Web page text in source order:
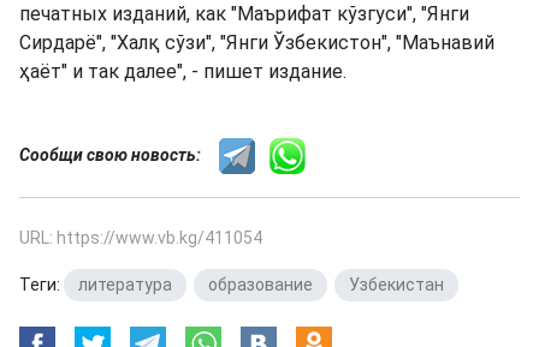
печатных изданий, как "Маърифат кўзгуси", "Янги
Сирдарё", "Халқ сўзи", "Янги Ўзбекистон", "Маънавий
ҳаёт" и так далее", - пишет издание.
Сообщи свою новость:
URL: https://www.vb.kg/411054
Теги: литература образование Узбекистан